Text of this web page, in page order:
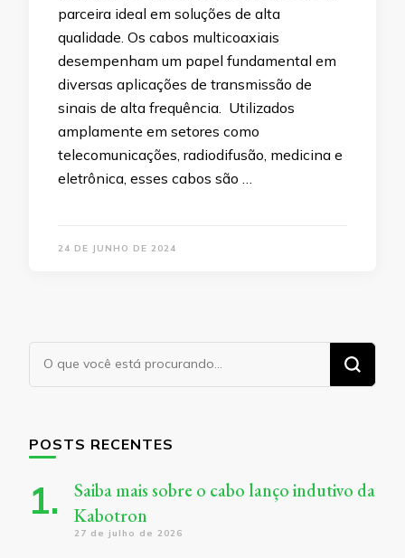
parceira ideal em soluções de alta
qualidade. Os cabos multicoaxiais
desempenham um papel fundamental em
diversas aplicações de transmissão de
sinais de alta frequência. Utilizados
amplamente em setores como
telecomunicações, radiodifusão, medicina e
eletrônica, esses cabos são …
24 DE JUNHO DE 2024
POSTS RECENTES
Saiba mais sobre o cabo lanço indutivo da
Kabotron
27 de julho de 2026